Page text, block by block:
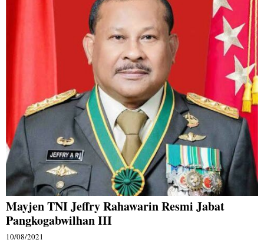
Mayjen TNI Jeffry Rahawarin Resmi Jabat
Pangkogabwilhan III
10/08/2021